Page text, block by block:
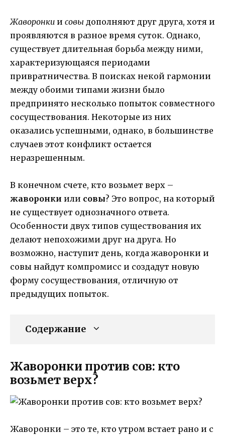
Жаворонки и совы дополняют друг друга, хотя и
проявляются в разное время суток. Однако,
существует длительная борьба между ними,
характеризующаяся периодами
привратничества. В поисках некой гармонии
между обоими типами жизни было
предпринято несколько попыток совместного
сосуществования. Некоторые из них
оказались успешными, однако, в большинстве
случаев этот конфликт остается
неразрешенным.
В конечном счете, кто возьмет верх –
жаворонки или совы? Это вопрос, на который
не существует однозначного ответа.
Особенности двух типов существования их
делают непохожими друг на друга. Но
возможно, наступит день, когда жаворонки и
совы найдут компромисс и создадут новую
форму сосуществования, отличную от
предыдущих попыток.
Содержание
Жаворонки против сов: кто
возьмет верх?
Жаворонки – это те, кто утром встает рано и с